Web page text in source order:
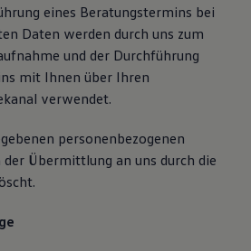
eines Beratungstermins bei
Daten werden durch uns zum
und der Durchführung
mit Ihnen über Ihren
verwendet.
personenbezogenen
Übermittlung an uns durch die